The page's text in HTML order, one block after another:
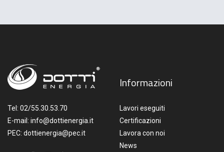
Tel: 02/55.30.53.70
E-mail: info@dottienergia.it
PEC: dottienergia@pec.it
Informazioni
Lavori eseguiti
Certificazioni
Lavora con noi
News